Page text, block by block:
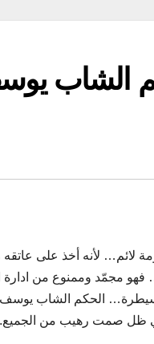
الشاب
لائم… لأنه أخذ على
مجمّد وممنوع من ادارة
الحكم الشاب يوسف
ظل صمت رهيب من الجميع.